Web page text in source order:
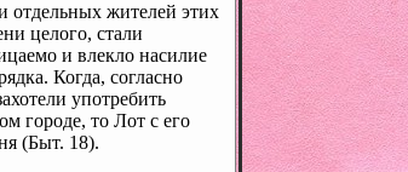
отдельных жителей этих
целого, стали
и влекло насилие
Когда, согласно
употребить
городе, то Лот с его
(Быт. 18).